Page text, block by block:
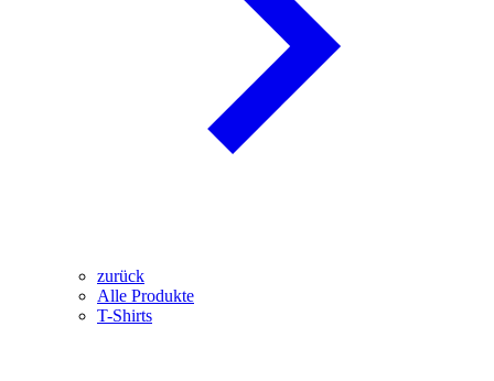
zurück
Alle Produkte
T-Shirts